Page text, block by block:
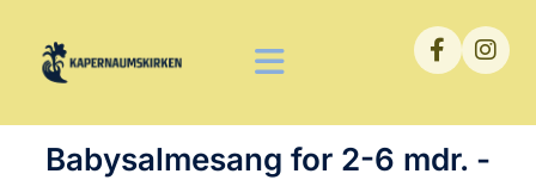
Babysalmesang for 2-6 mdr. -